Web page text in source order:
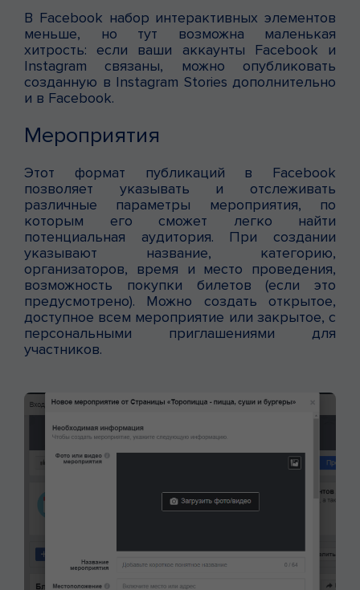
В Facebook набор интерактивных элементов
меньше, но тут возможна маленькая
хитрость: если ваши аккаунты Facebook и
Instagram связаны, можно опубликовать
созданную в Instagram Stories дополнительно
и в Facebook.
Мероприятия
Этот формат публикаций в Facebook
позволяет указывать и отслеживать
различные параметры мероприятия, по
которым его сможет легко найти
потенциальная аудитория. При создании
указывают название, категорию,
организаторов, время и место проведения,
возможность покупки билетов (если это
предусмотрено). Можно создать открытое,
доступное всем мероприятие или закрытое, с
персональными приглашениями для
участников.